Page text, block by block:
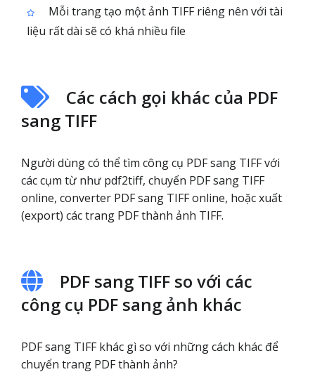
Mỗi trang tạo một ảnh TIFF riêng nên với tài
liệu rất dài sẽ có khá nhiều file
Các cách gọi khác của PDF
sang TIFF
Người dùng có thể tìm công cụ PDF sang TIFF với
các cụm từ như pdf2tiff, chuyển PDF sang TIFF
online, converter PDF sang TIFF online, hoặc xuất
(export) các trang PDF thành ảnh TIFF.
PDF sang TIFF so với các
công cụ PDF sang ảnh khác
PDF sang TIFF khác gì so với những cách khác để
chuyển trang PDF thành ảnh?